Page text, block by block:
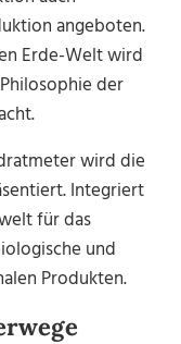
angeboten.
Erde-Welt wird
der
wird die
Integriert
für das
und
Produkten.